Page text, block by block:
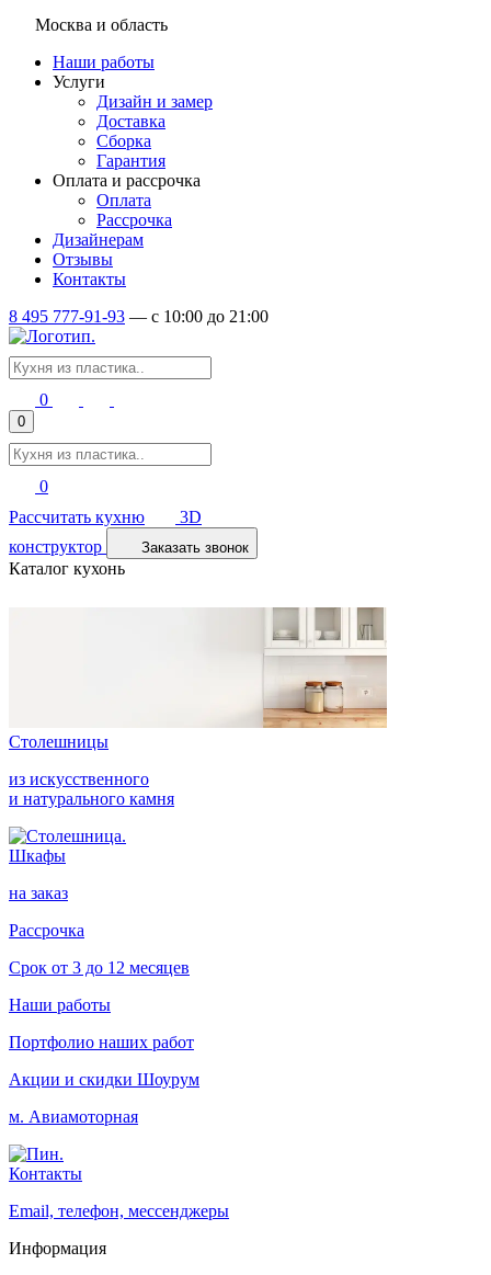
Москва и область
Наши работы
Услуги
Дизайн и замер
Доставка
Сборка
Гарантия
Оплата и рассрочка
Оплата
Рассрочка
Дизайнерам
Отзывы
Контакты
8 495 777-91-93 — c 10:00 до 21:00
0
0
0
Рассчитать кухню
3D
конструктор
Заказать звонок
Каталог кухонь
Столешницы
из искусственного
и натурального камня
Шкафы
на заказ
Рассрочка
Срок от 3 до 12 месяцев
Наши работы
Портфолио наших работ
Акции и скидки Шоурум
м. Авиамоторная
Контакты
Email, телефон, мессенджеры
Информация